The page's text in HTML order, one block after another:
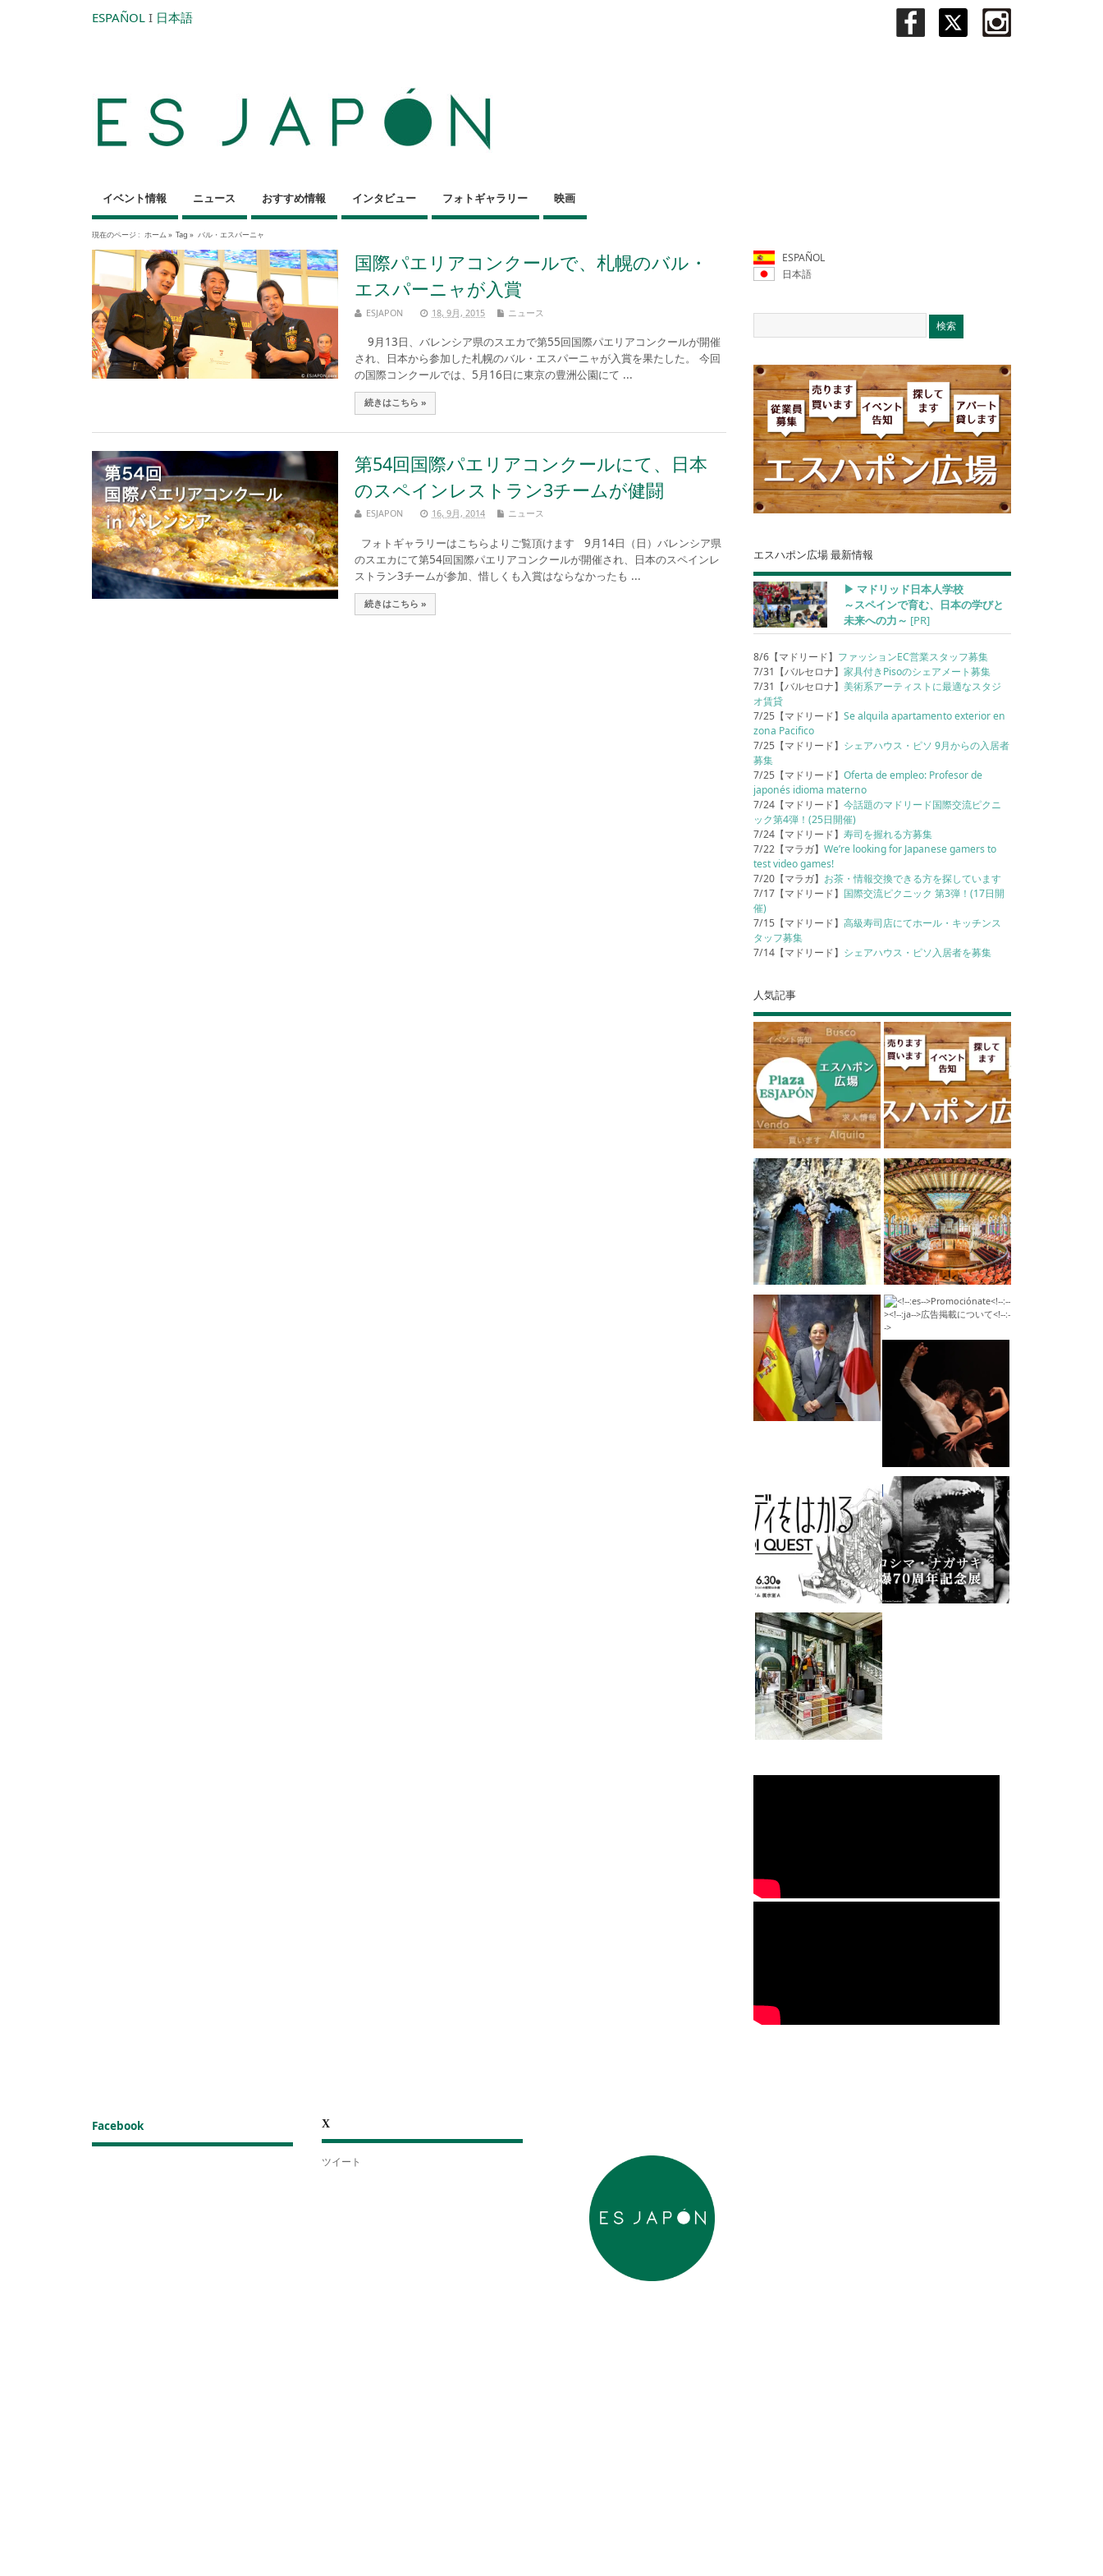
ESPAÑOL I 日本語
イベント情報 ニュース おすすめ情報 インタビュー フォトギャラリー 映画
現在のページ : ホーム » Tag » バル・エスパーニャ
国際パエリアコンクールで、札幌のバル・
エスパーニャが入賞
ESJAPON 18, 9月, 2015 ニュース
9月13日、バレンシア県のスエカで第55回国際パエリアコンクールが開催
され、日本から参加した札幌のバル・エスパーニャが入賞を果たした。 今回
の国際コンクールでは、5月16日に東京の豊洲公園にて ...
続きはこちら »
第54回国際パエリアコンクールにて、日本
のスペインレストラン3チームが健闘
ESJAPON 16, 9月, 2014 ニュース
フォトギャラリーはこちらよりご覧頂けます 9月14日（日）バレンシア県
のスエカにて第54回国際パエリアコンクールが開催され、日本のスペインレ
ストラン3チームが参加、惜しくも入賞はならなかったも ...
続きはこちら »
ESPAÑOL
日本語
エスハポン広場 最新情報
▶︎ マドリッド日本人学校
～スペインで育む、日本の学びと
未来への力～ [PR]
8/6【マドリード】 ファッションEC営業スタッフ募集
7/31【バルセロナ】家具付きPisoのシェアメート募集
7/31【バルセロナ】美術系アーティストに最適なスタジ
オ賃貸
7/25【マドリード】Se alquila apartamento exterior en
zona Pacifico
7/25【マドリード】 シェアハウス・ピソ 9月からの入居者
募集
7/25【マドリード】Oferta de empleo: Profesor de
japonés idioma materno
7/24【マドリード】今話題のマドリード国際交流ピクニ
ック第4弾！(25日開催)
7/24【マドリード】寿司を握れる方募集
7/22【マラガ】We’re looking for Japanese gamers to
test video games!
7/20【マラガ】 お茶・情報交換できる方を探しています
7/17【マドリード】 国際交流ピクニック 第3弾！(17日開
催)
7/15【マドリード】高級寿司店にてホール・キッチンス
タッフ募集
7/14【マドリード】 シェアハウス・ピソ入居者を募集
人気記事
Facebook X
ツイート